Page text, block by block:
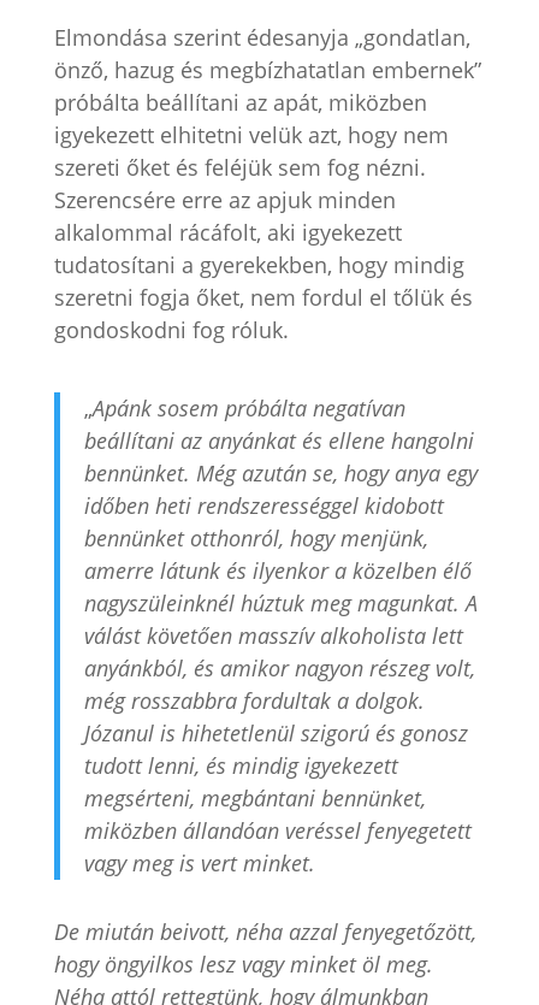
Elmondása szerint édesanyja „gondatlan,
önző, hazug és megbízhatatlan embernek”
próbálta beállítani az apát, miközben
igyekezett elhitetni velük azt, hogy nem
szereti őket és feléjük sem fog nézni.
Szerencsére erre az apjuk minden
alkalommal rácáfolt, aki igyekezett
tudatosítani a gyerekekben, hogy mindig
szeretni fogja őket, nem fordul el tőlük és
gondoskodni fog róluk.
„Apánk sosem próbálta negatívan
beállítani az anyánkat és ellene hangolni
bennünket. Még azután se, hogy anya egy
időben heti rendszerességgel kidobott
bennünket otthonról, hogy menjünk,
amerre látunk és ilyenkor a közelben élő
nagyszüleinknél húztuk meg magunkat. A
válást követően masszív alkoholista lett
anyánkból, és amikor nagyon részeg volt,
még rosszabbra fordultak a dolgok.
Józanul is hihetetlenül szigorú és gonosz
tudott lenni, és mindig igyekezett
megsérteni, megbántani bennünket,
miközben állandóan veréssel fenyegetett
vagy meg is vert minket.
De miután beivott, néha azzal fenyegetőzött,
hogy öngyilkos lesz vagy minket öl meg.
Néha attól rettegtünk, hogy álmunkban